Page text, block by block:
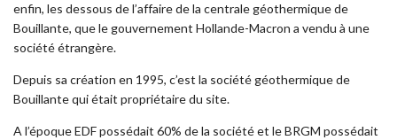
enfin, les dessous de l’affaire de la centrale géothermique de
Bouillante, que le gouvernement Hollande-Macron a vendu à une
société étrangère.
Depuis sa création en 1995, c’est la société géothermique de
Bouillante qui était propriétaire du site.
A l’époque EDF possédait 60% de la société et le BRGM possédait